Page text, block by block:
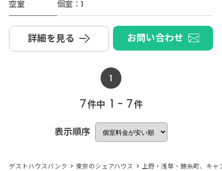
空室
個室：1
詳細を見る お問い合わせ
1
7件中 1 - 7件
表示順序
ゲストハウスバンク > 東京のシェアハウス > 上野・浅草・錦糸町、キャ